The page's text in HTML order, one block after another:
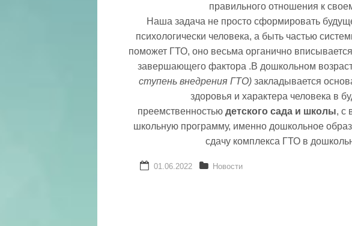
правильного отношения к
Наша задача не просто сформировать
психологически человека, а быть частью
поможет ГТО, оно весьма органично
завершающего фактора .В дошкольном
ступень внедрения ГТО)закладывается
здоровья и характера человека в
преемственностью детского сада и школы, с
школьную программу, именно дошкольное
сдачу комплекса ГТО в
01.06.2022 Новости